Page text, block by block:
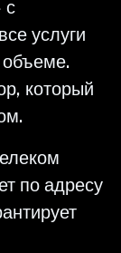
с
услуги
который
по адресу